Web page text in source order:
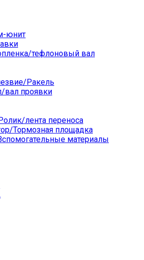
юнит
тефлоновый вал
Ракель
вал проявки
лента переноса
Тормозная площадка
материалы